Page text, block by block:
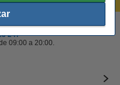
247
09:00 a 20:00.